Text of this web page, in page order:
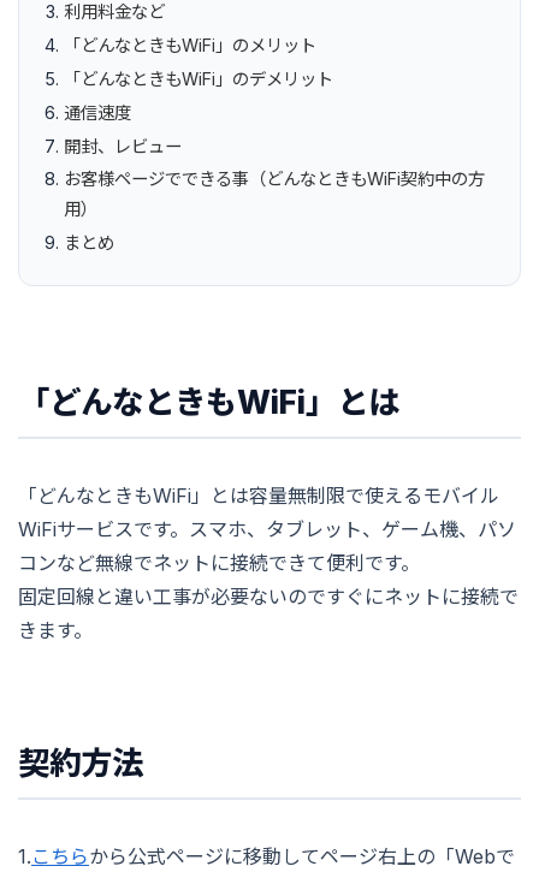
利用料金など
「どんなときもWiFi」のメリット
「どんなときもWiFi」のデメリット
通信速度
開封、レビュー
お客様ページでできる事（どんなときもWiFi契約中の方
用）
まとめ
「どんなときもWiFi」とは
「どんなときもWiFi」とは容量無制限で使えるモバイル
WiFiサービスです。スマホ、タブレット、ゲーム機、パソ
コンなど無線でネットに接続できて便利です。
固定回線と違い工事が必要ないのですぐにネットに接続で
きます。
契約方法
1.こちらから公式ページに移動してページ右上の「Webで